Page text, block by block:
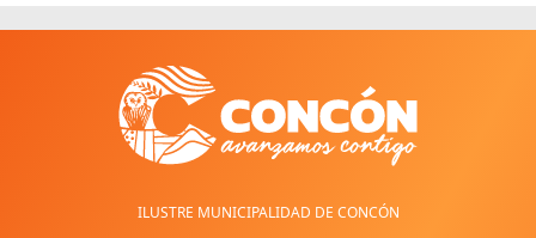
ILUSTRE MUNICIPALIDAD DE CONCÓN